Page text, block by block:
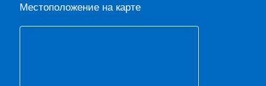
Местоположение на карте